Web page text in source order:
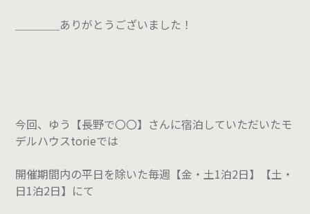
＿＿＿＿ありがとうございました！
今回、ゆう【長野で〇〇】さんに宿泊していただいたモ
デルハウスtorieでは
開催期間内の平日を除いた毎週【金・土1泊2日】【土・
日1泊2日】にて